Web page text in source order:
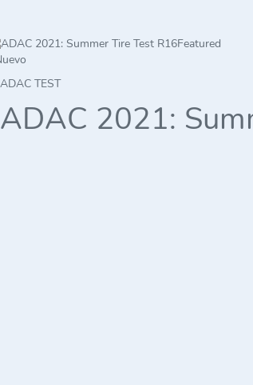
Featured
ADAC TEST
ADAC 2021: